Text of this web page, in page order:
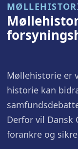
Møllehistorie er
historie kan
Derfor vil Dansk
forankre og